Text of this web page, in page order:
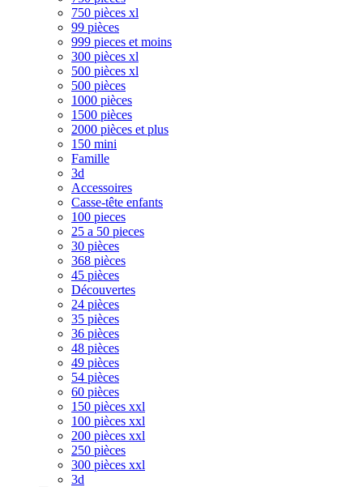
750 pièces xl
99 pièces
999 pieces et moins
300 pièces xl
500 pièces xl
500 pièces
1000 pièces
1500 pièces
2000 pièces et plus
150 mini
Famille
3d
Accessoires
Casse-tête enfants
100 pieces
25 a 50 pieces
30 pièces
368 pièces
45 pièces
Découvertes
24 pièces
35 pièces
36 pièces
48 pièces
49 pièces
54 pièces
60 pièces
150 pièces xxl
100 pièces xxl
200 pièces xxl
250 pièces
300 pièces xxl
3d